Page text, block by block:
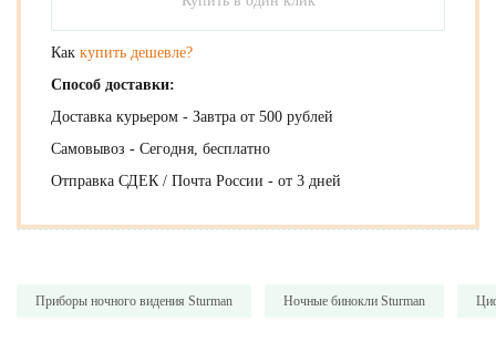
Как купить дешевле?
Способ доставки:
Доставка курьером - Завтра от 500 рублей
Самовывоз - Сегодня, бесплатно
Отправка СДЕК / Почта России - от 3 дней
Приборы ночного видения Sturman Ночные бинокли Sturman